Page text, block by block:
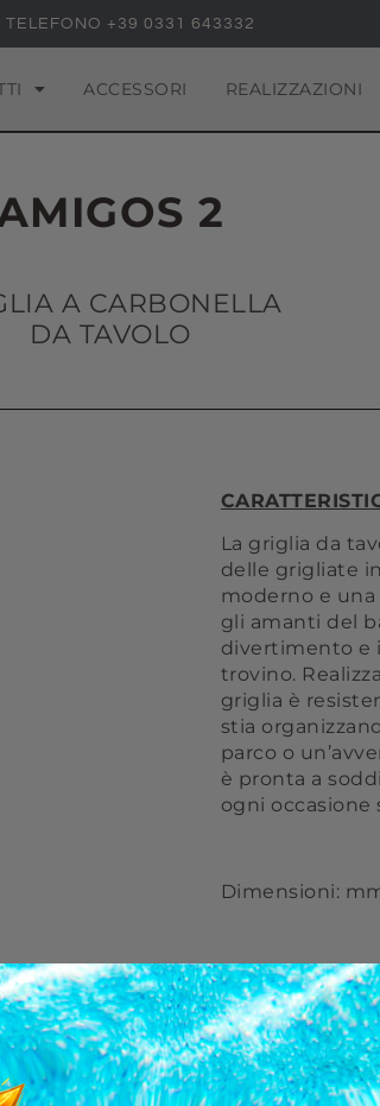
TELEFONO +39 0331 643332
ACCESSORI REALIZZAZIONI
2
A CARBONELLA
DA TAVOLO
La griglia da
delle grigliate
moderno e una
gli amanti del
divertimento e
trovino.
griglia è
stia
parco o
è pronta a
ogni occasione
Dimensioni: